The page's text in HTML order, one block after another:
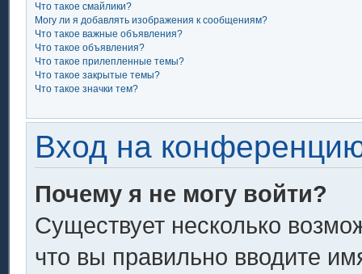
Что такое смайлики?
Могу ли я добавлять изображения к сообщениям?
Что такое важные объявления?
Что такое объявления?
Что такое прилепленные темы?
Что такое закрытые темы?
Что такое значки тем?
Вход на
Почему я не могу войти?
Существует несколько
что вы правильно вводите